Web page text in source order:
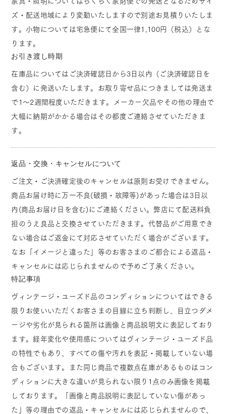
ズ・配送地域により変動いたしますので別途お見積りいたしま
す。小物については宅急便にて全国一律1,100円（税込）とな
ります。
お引き渡し時期
在庫品についてはご決済確認日から3日以内（ご決済確認日を
含む）に発送いたします。お取り寄せ品につきましては発送ま
で1～2週間程度いただきます。メーカー欠品やその他の理由で
大幅に納期がかかる場合はその都度ご連絡させていただきま
す。
返品・交換・キャンセルについて
ご注文・ご決済確定後のキャンセルは原則お受けできません。
商品お届け時に万一不良(破損・故障等)があった場合は3日以
内(商品お届け日を含む)にご連絡ください。弊店にて配送料負
担のうえ良品と交換させていただきます。代替品がご用意でき
ない場合はご返金にて対応させていただく場合がございます。
なお「イメージと違った」等のお客さまのご都合による返品・
キャンセルには応じられませんので予めご了承ください。
特記事項
ヴィンテージ・ユーズド品のコンディションについてはできる
限りお使いいただくお客さまの目線に立ち判断し、目立つダメ
ージや劣化が見られる箇所は画像と商品説明文に表記しており
ます。経年変化や使用感についてはヴィンテージ・ユーズド品
の特性でもあり、すべての傷や汚れを表記・掲載していない場
合もございます。また同じ商品で複数点在庫があるものはコン
ディションに大きな違いが見られない限り1点のみ画像を掲載
しております。「画像と商品説明に表記していない傷があっ
た」等の理由での返品・キャンセルには応じられませんので、